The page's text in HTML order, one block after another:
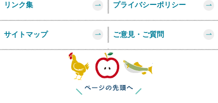
リンク集 プライバシーポリシー
サイトマップ ご意見・ご質問